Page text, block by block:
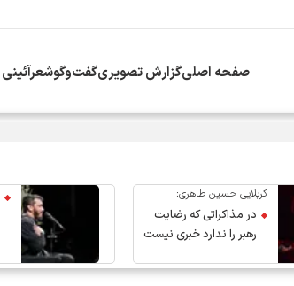
صفحه اصلیگزارش تصویریگفت‌وگوشعرآئینی
کربلایی حسین طاهری:
در مذاکراتی که رضایت
رهبر را ندارد خبری نیست